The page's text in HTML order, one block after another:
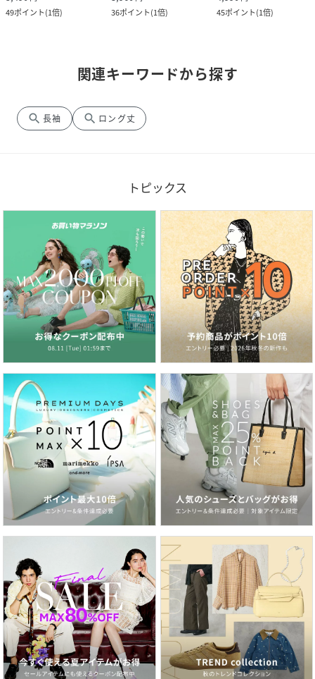
49ポイント(1倍)
36ポイント(1倍)
45ポイント(1倍)
関連キーワードから探す
search 長袖 search ロング丈
トピックス